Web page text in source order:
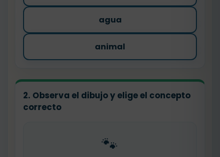
agua
animal
2. Observa el dibujo y elige el concepto
correcto
🐾